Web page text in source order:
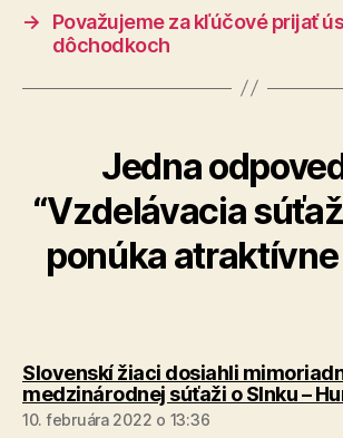
→
Považujeme za kľúčové prijať
dôchodkoch
Jedna
“Vzdelávacia
ponúka
Slovenskí žiaci dosiahli
medzinárodnej súťaži o Slnku –
10. februára 2022 o 13:36